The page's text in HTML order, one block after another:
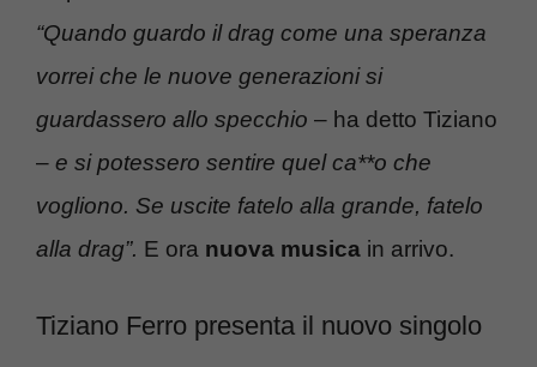
“Quando guardo il drag come una speranza
vorrei che le nuove generazioni si
guardassero allo specchio – ha detto Tiziano
– e si potessero sentire quel ca**o che
vogliono. Se uscite fatelo alla grande, fatelo
alla drag”. E ora nuova musica in arrivo.
Tiziano Ferro presenta il nuovo singolo